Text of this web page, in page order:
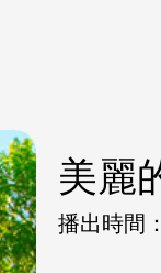
美麗
播出時間：